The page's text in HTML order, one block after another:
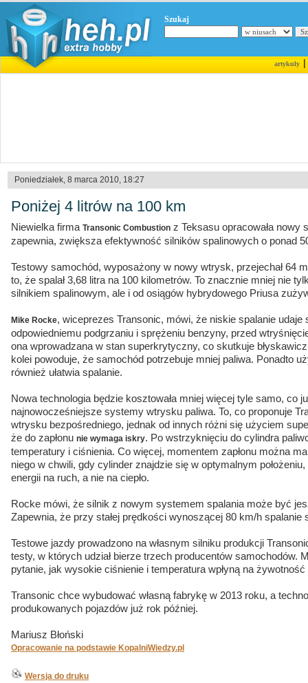
Szukaj
artykuły|
Poniedziałek, 8 marca 2010, 18:27
Poniżej 4 litrów na 100 km
Niewielka firma Transonic Combustion z Teksasu opracowała
zapewnia, zwiększa efektywność silników spalinowych o ponad
Testowy samochód, wyposażony w nowy wtrysk, przejechał 64
to, że spalał 3,68 litra na 100 kilometrów. To znacznie mniej nie
silnikiem spalinowym, ale i od osiągów hybrydowego Priusa
Mike Rocke, wiceprezes Transonic, mówi, że niskie spalanie udaje
odpowiedniemu podgrzaniu i sprężeniu benzyny, przed
ona wprowadzana w stan superkrytyczny, co skutkuje
kolei powoduje, że samochód potrzebuje mniej paliwa. Ponadto
również ułatwia spalanie.
Nowa technologia będzie kosztowała mniej więcej tyle samo, co
najnowocześniejsze systemy wtrysku paliwa. To, co proponuje
wtrysku bezpośredniego, jednak od innych różni się użyciem
że do zapłonu nie wymaga iskry. Po wstrzyknięciu do cylindra
temperatury i ciśnienia. Co więcej, momentem zapłonu można
niego w chwili, gdy cylinder znajdzie się w optymalnym
energii na ruch, a nie na ciepło.
Rocke mówi, że silnik z nowym systemem spalania może być
Zapewnia, że przy stałej prędkości wynoszącej 80 km/h spalanie
Testowe jazdy prowadzono na własnym silniku produkcji
testy, w których udział bierze trzech producentów samochodów.
pytanie, jak wysokie ciśnienie i temperatura wpłyną na żywotność
Transonic chce wybudować własną fabrykę w 2013 roku, a
produkowanych pojazdów już rok później.
Mariusz Błoński
Opracowanie na podstawie KopalniWiedzy.pl
Wersja do druku